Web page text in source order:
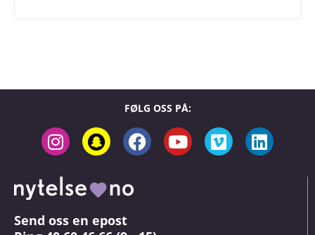
FØLG OSS PÅ:
Send oss en epost